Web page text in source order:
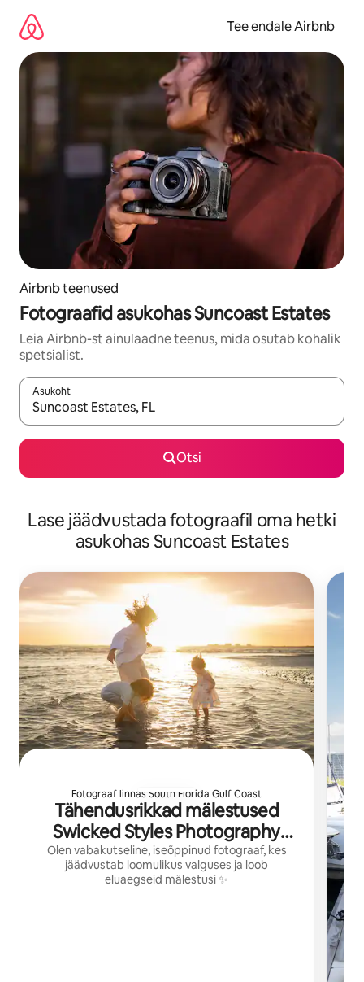
juurde
Tee endale Airbnb
Airbnb teenused
Fotograafid asukohas Suncoast Estates
Leia Airbnb-st ainulaadne teenus, mida osutab kohalik
spetsialist.
Asukoht
Kui tulemused on kuvatud, liigu ekraanil nooleklahvidega või
Otsi
Lase jäädvustada fotograafil oma hetki
asukohas Suncoast Estates
Fotograaf linnas South Florida Gulf Coast
Tähendusrikkad mälestused
Swicked Styles Photography
kaudu
Olen vabakutseline, iseõppinud fotograaf, kes
jäädvustab loomulikus valguses ja loob
eluaegseid mälestusi ✨